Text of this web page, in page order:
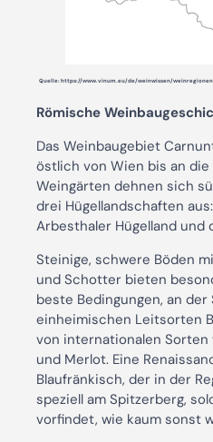
Quelle: https://www.vinum.eu/de/weinwissen/
Römische
Das Weinbaugebiet
östlich von Wien bis an die
Weingärten dehnen sich
drei Hügellandschaften
Arbesthaler Hügelland und
Steinige, schwere Böden
und Schotter bieten
beste Bedingungen, an der
einheimischen Leitsorten
von internationalen Sorten
und Merlot. Eine
Blaufränkisch, der in der
speziell am Spitzerberg,
vorfindet, wie kaum sonst